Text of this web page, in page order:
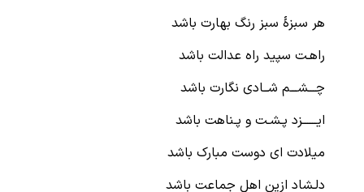
هر سبزۀ سبز رنگ بهارت باشد
راهـت سپید راه عدالت باشد
چـــشـــم شــادی نگارت باشد
ایــــــزد پـشـت و پـناهت باشد
میلادت ای دوست مبارک باشد
دلـشاد ازین اهل جماعت باشد